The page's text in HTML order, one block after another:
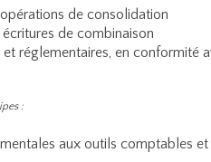
de consolidation
de combinaison
réglementaires, en conformité
:
aux outils comptables et